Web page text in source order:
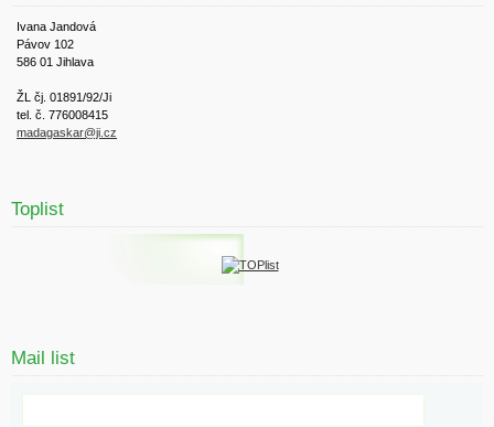
Ivana Jandová
Pávov 102
586 01 Jihlava
ŽL čj. 01891/92/Ji
tel. č. 776008415
madagaskar@ji.cz
Toplist
Mail list